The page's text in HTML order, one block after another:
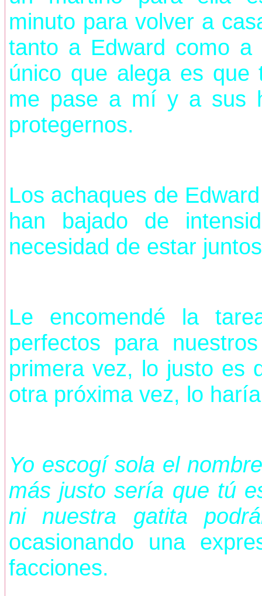
minuto para volver a
tanto a Edward como
único que alega es que
me pase a mí y a sus
protegernos.
Los achaques de
han bajado de
necesidad de estar
Le encomendé la
perfectos para
primera vez, lo justo es
otra próxima vez, lo
Yo escogí sola el
más justo sería que tú
ni nuestra gatita
ocasionando una
facciones.